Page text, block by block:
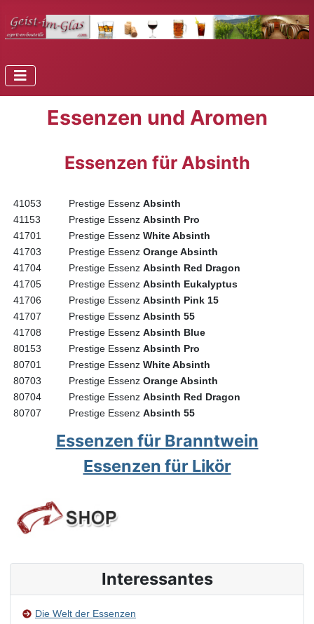
Essenzen und Aromen
Essenzen für Absinth
41053 Prestige Essenz Absinth
41153
Prestige Essenz Absinth Pro
41701
Prestige Essenz White Absinth
41703
Prestige Essenz Orange Absinth
41704
Prestige Essenz Absinth Red Dragon
41705
Prestige Essenz Absinth Eukalyptus
41706
Prestige Essenz Absinth Pink 15
41707
Prestige Essenz Absinth 55
41708
Prestige Essenz Absinth Blue
80153
Prestige Essenz Absinth Pro
80701
Prestige Essenz White Absinth
80703
Prestige Essenz Orange Absinth
80704
Prestige Essenz Absinth Red Dragon
80707
Prestige Essenz Absinth 55
Essenzen für Branntwein
Essenzen für Likör
Interessantes
Die Welt der Essenzen